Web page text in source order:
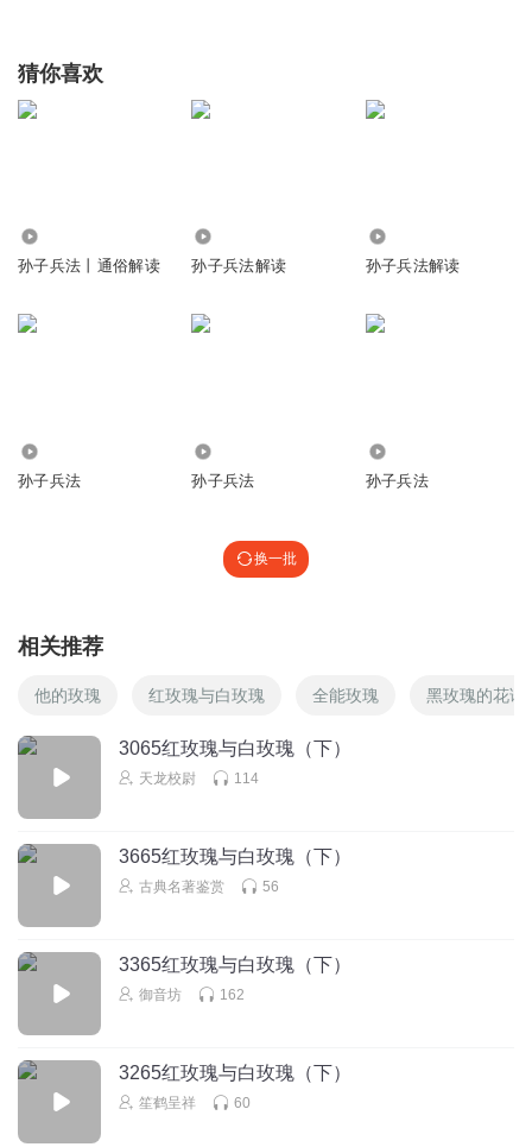
猜你喜欢
孙子兵法丨通俗解读 孙子兵法解读 孙子兵法解读
孙子兵法 孙子兵法 孙子兵法
换一批
相关推荐
他的玫瑰 红玫瑰与白玫瑰 全能玫瑰 黑玫瑰的花语
3065红玫瑰与白玫瑰（下）
天龙校尉 114
3665红玫瑰与白玫瑰（下）
古典名著鉴赏 56
3365红玫瑰与白玫瑰（下）
御音坊 162
3265红玫瑰与白玫瑰（下）
笙鹤呈祥 60